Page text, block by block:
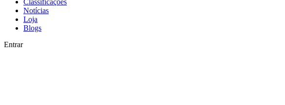
Classificações
Notícias
Loja
Blogs
Entrar